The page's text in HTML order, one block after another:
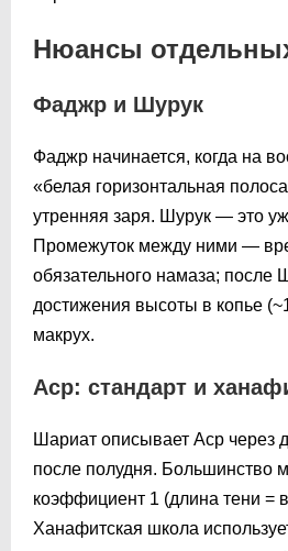
Нюансы
Фаджр и Шурук
Фаджр начинается, когда на
«белая горизонтальная
утренняя заря. Шурук — это
Промежуток между ними —
обязательного намаза; после
достижения высоты в копье
макрух.
Аср: стандарт и
Шариат описывает Аср через
после полудня. Большинство
коэффициент 1 (длина тени =
Ханафитская школа